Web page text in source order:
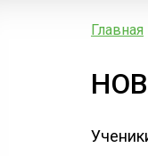
Главная